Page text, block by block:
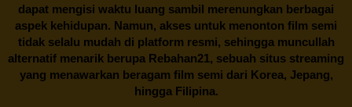
dapat mengisi waktu luang sambil merenungkan berbagai
aspek kehidupan. Namun, akses untuk menonton film semi
tidak selalu mudah di platform resmi, sehingga muncullah
alternatif menarik berupa Rebahan21, sebuah situs streaming
yang menawarkan beragam film semi dari Korea, Jepang,
hingga Filipina.